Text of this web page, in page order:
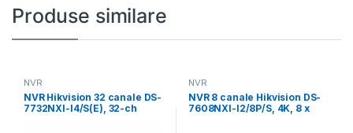
Produse similare
NVR
NVR Hikvision 32 canale DS-
7732NXI-I4/S(E), 32-ch
NVR
NVR 8 canale Hikvision DS-
7608NXI-I2/8P/S, 4K, 8 x